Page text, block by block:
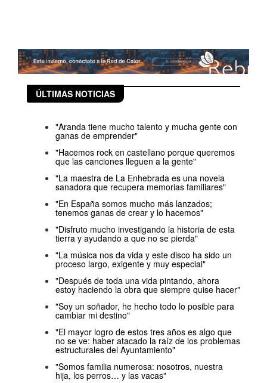
ÚLTIMAS NOTICIAS
"Aranda tiene mucho talento y mucha gente con
ganas de emprender"
"Hacemos rock en castellano porque queremos
que las canciones lleguen a la gente"
"La maestra de La Enhebrada es una novela
sanadora que recupera memorias familiares"
"En España somos mucho más lanzados;
tenemos ganas de crear y lo hacemos"
"Disfruto mucho investigando la historia de esta
tierra y ayudando a que no se pierda"
"La música nos da vida y este disco ha sido un
proceso largo, exigente y muy especial"
"Después de toda una vida pintando, ahora
estoy haciendo la obra que siempre quise hacer"
"Soy un soñador, he hecho todo lo posible para
cambiar mi destino"
"El mayor logro de estos tres años es algo que
no se ve: haber atacado la raíz de los problemas
estructurales del Ayuntamiento"
"Somos familia numerosa: nosotros, nuestra
hija, los perros… y las vacas"